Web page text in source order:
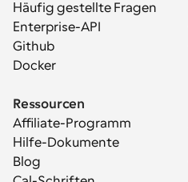
Häufig gestellte Fragen
Enterprise-API
Github
Docker
Ressourcen
Affiliate-Programm
Hilfe-Dokumente
Blog